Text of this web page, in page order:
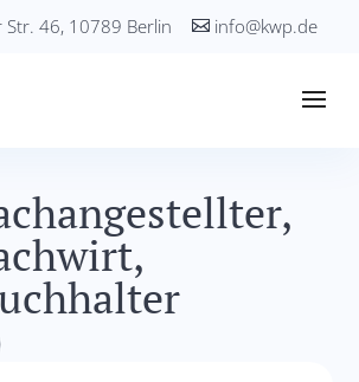
Str. 46, 10789 Berlin info@kwp.de